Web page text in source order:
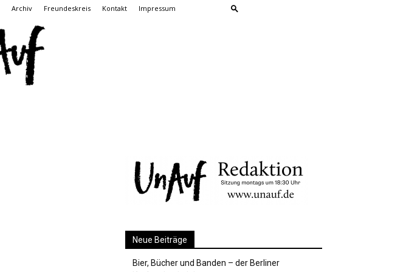
Archiv Freundeskreis Kontakt Impressum
Neue Beiträge
Bier, Bücher und Banden – der Berliner